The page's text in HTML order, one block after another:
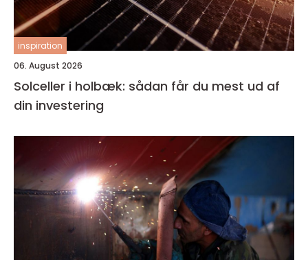
inspiration
06. August 2026
Solceller i holbæk: sådan får du mest ud af
din investering